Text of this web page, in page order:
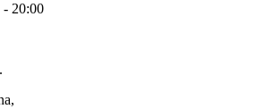
- 20:00